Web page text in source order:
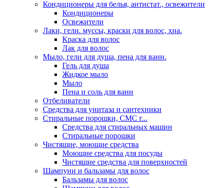
Кондиционеры для белья, антистат., освежители
Кондиционеры
Освежители
Лаки, гели. муссы, краски для волос, хна.
Краска для волос
Лак для волос
Мыло, гели для душа, пена для ванн.
Гель для душа
Жидкое мыло
Мыло
Пена и соль для ванн
Отбеливатели
Средства для унитаза и сантехники
Стиральные порошки, СМС г...
Средства для стиральных машин
Стиральные порошки
Чистящие, моющие средства
Моющие средства для посуды
Чистящие средства для поверхностей
Шампуни и бальзамы для волос
Бальзамы для волос